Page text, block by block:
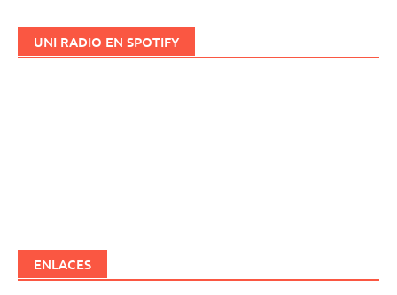
UNI RADIO EN SPOTIFY
ENLACES